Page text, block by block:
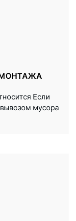
Если
мусора